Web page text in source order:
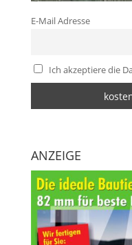
E-Mail Adresse
Ich akzeptiere die
ANZEIGE